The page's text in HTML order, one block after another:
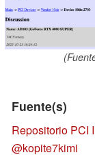
Fuente(s)
Repositorio PCI
@kopite7kimi